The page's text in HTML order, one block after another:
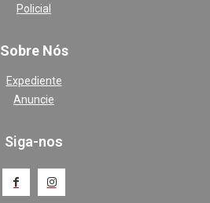
Policial
Sobre Nós
Expediente
Anuncie
Siga-nos